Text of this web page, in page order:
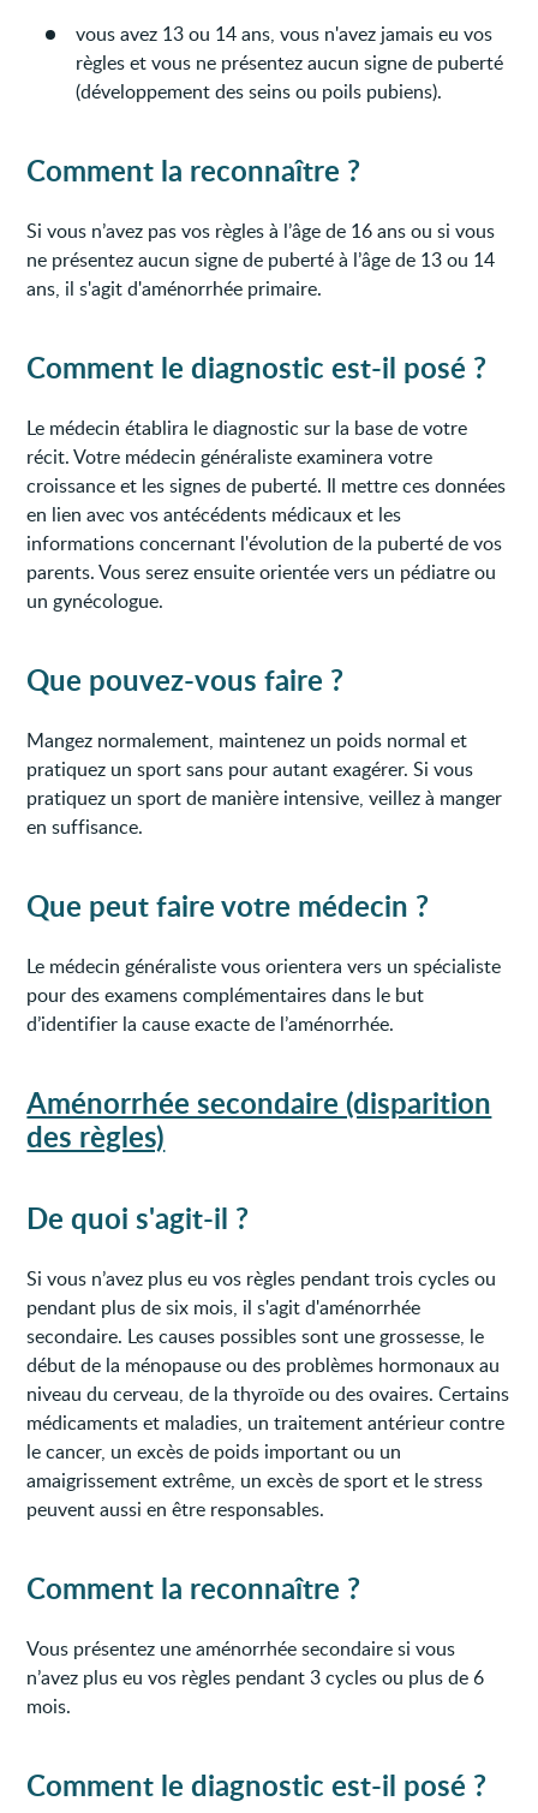
vous avez 13 ou 14 ans, vous n'avez jamais eu vos
règles et vous ne présentez aucun signe de puberté
(développement des seins ou poils pubiens).
Comment la reconnaître ?
Si vous n’avez pas vos règles à l’âge de 16 ans ou si vous
ne présentez aucun signe de puberté à l’âge de 13 ou 14
ans, il s'agit d'aménorrhée primaire.
Comment le diagnostic est-il posé ?
Le médecin établira le diagnostic sur la base de votre
récit. Votre médecin généraliste examinera votre
croissance et les signes de puberté. Il mettre ces données
en lien avec vos antécédents médicaux et les
informations concernant l'évolution de la puberté de vos
parents. Vous serez ensuite orientée vers un pédiatre ou
un gynécologue.
Que pouvez-vous faire ?
Mangez normalement, maintenez un poids normal et
pratiquez un sport sans pour autant exagérer. Si vous
pratiquez un sport de manière intensive, veillez à manger
en suffisance.
Que peut faire votre médecin ?
Le médecin généraliste vous orientera vers un spécialiste
pour des examens complémentaires dans le but
d’identifier la cause exacte de l’aménorrhée.
Aménorrhée secondaire (disparition
des règles)
De quoi s'agit-il ?
Si vous n’avez plus eu vos règles pendant trois cycles ou
pendant plus de six mois, il s'agit d'aménorrhée
secondaire. Les causes possibles sont une grossesse, le
début de la ménopause ou des problèmes hormonaux au
niveau du cerveau, de la thyroïde ou des ovaires. Certains
médicaments et maladies, un traitement antérieur contre
le cancer, un excès de poids important ou un
amaigrissement extrême, un excès de sport et le stress
peuvent aussi en être responsables.
Comment la reconnaître ?
Vous présentez une aménorrhée secondaire si vous
n’avez plus eu vos règles pendant 3 cycles ou plus de 6
mois.
Comment le diagnostic est-il posé ?